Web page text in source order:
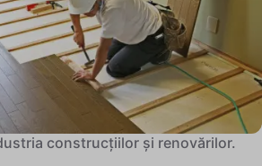
construcțiilor și renovărilor.